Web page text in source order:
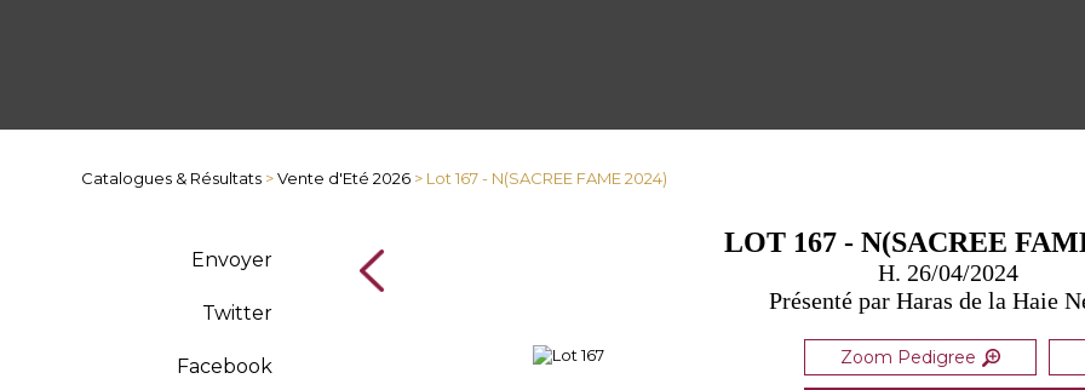
Catalogues & Résultats >Vente d'Eté 2026 > Lot 167 - N(SACREE FAME 2024)
Envoyer
Twitter
Facebook
LOT 167 - N(SACREE
H. 26/04/2024
Présenté par Haras de la Haie
Zoom Pedigree